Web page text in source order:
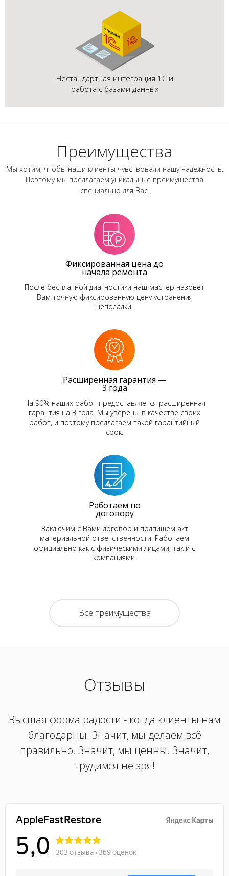
Нестандартная интеграция 1С и
работа с базами данных
Преимущества
Мы хотим, чтобы наши клиенты чувствовали нашу надежность.
Поэтому мы предлагаем уникальные преимущества
специально для Вас.
Фиксированная цена до
начала ремонта
После бесплатной диагностики наш мастер назовет
Вам точную фиксированную цену устранения
неполадки.
Расширенная гарантия —
3 года
На 90% наших работ предоставляется расширенная
гарантия на 3 года. Мы уверены в качестве своих
работ, и поэтому предлагаем такой гарантийный
срок.
Работаем по
договору
Заключим с Вами договор и подпишем акт
материальной ответственности. Работаем
официально как с физическими лицами, так и с
компаниями.
Все преимущества
Отзывы
Высшая форма радости - когда клиенты нам
благодарны. Значит, мы делаем всё
правильно. Значит, мы ценны. Значит,
трудимся не зря!